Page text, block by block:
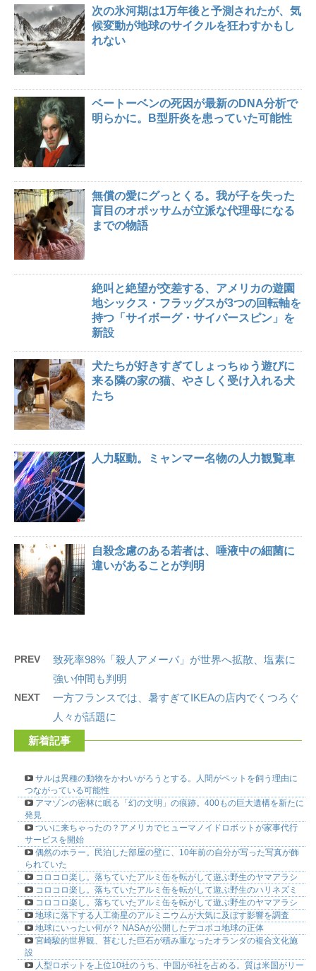
次の氷河期は1万年後と予測されたが、気
候変動が地球のサイクルを狂わすかもし
れない
ベートーベンの死因が最新のDNA分析で
明らかに。B型肝炎を患っていた可能性
無償の愛にグっとくる。我が子を失った
盲目のオポッサムが立派な代理母になる
までの物語
絶叫と絶望が交差する、アメリカの遊園
地シックス・フラッグスが3つの回転軸を
持つ「サイボーグ・サイバースピン」を
新設
犬たちが好きすぎてしょっちゅう遊びに
来る隣の家の猫、やさしく受け入れる犬
たち
人力駆動。ミャンマー名物の人力観覧車
自殺念慮のある若者は、唾液中の細菌に
違いがあることが判明
PREV
致死率98%「殺人アメーバ」が世界へ拡散、塩素に
強い仲間も判明
NEXT
一方フランスでは、暑すぎてIKEAの店内でくつろぐ
人々が話題に
新着記事
サルは異種の動物をかわいがろうとする。人間がペットを飼う理由に
つながっている可能性
アマゾンの密林に眠る「幻の文明」の痕跡。400もの巨大遺構を新たに
発見
ついに来ちゃったの？アメリカでヒューマノイドロボットが家事代行
サービスを開始
偶然のホラー。民泊した部屋の壁に、10年前の自分が写った写真が飾
られていた
コロコロ楽し。落ちていたアルミ缶を転がして遊ぶ野生のヤマアラシ
コロコロ楽し。落ちていたアルミ缶を転がして遊ぶ野生のハリネズミ
コロコロ楽し。落ちていたアルミ缶を転がして遊ぶ野生のヤマアラシ
地球に落下する人工衛星のアルミニウムが大気に及ぼす影響を調査
地球にいったい何が？ NASAが公開したデコボコ地球の正体
宮崎駿的世界観、苔むした巨石が積み重なったオランダの複合文化施
設
人型ロボットを上位10社のうち、中国が6社を占める。質は米国がリー